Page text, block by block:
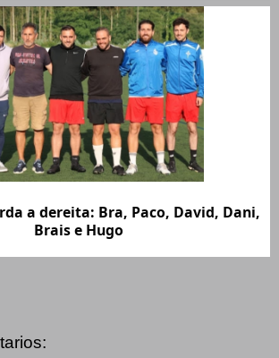
a dereita: Bra, Paco, David, Dani,
Brais e Hugo